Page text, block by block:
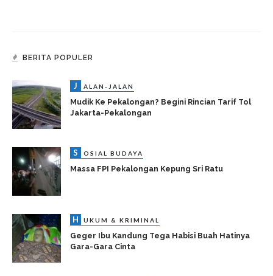
BERITA POPULER
J ALAN-JALAN
Mudik Ke Pekalongan? Begini Rincian Tarif Tol
Jakarta-Pekalongan
S OSIAL BUDAYA
Massa FPI Pekalongan Kepung Sri Ratu
H UKUM & KRIMINAL
Geger Ibu Kandung Tega Habisi Buah Hatinya
Gara-Gara Cinta